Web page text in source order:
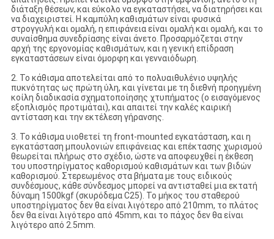
διάταξη θέσεων, και εύκολο να εγκαταστήσει, να διατηρήσει και
να διαχειριστεί. Η καμπύλη καθισμάτων είναι φυσικά
στρογγυλή και ομαλή, η επιφάνεια είναι ομαλή και ομαλή, και το
συναίσθημα συνεδρίασης είναι άνετο. Προσαρμόζεται στην
αρχή της εργονομίας καθισμάτων, και η γενική επίδραση
εγκαταστάσεων είναι όμορφη και γενναιόδωρη.
2. Το κάθισμα αποτελείται από το πολυαιθυλένιο υψηλής
πυκνότητας ως πρώτη ύλη, και γίνεται με τη διεθνή προηγμένη
κοίλη διαδικασία σχηματοποίησης χτυπήματος (ο εισαγόμενος
εξοπλισμός προτιμάται), και απαιτεί την καλές καιρική
αντίσταση και την εκτέλεση γήρανσης.
3. Το κάθισμα υιοθετεί τη front-mounted εγκατάσταση, και η
εγκατάσταση μπουλονιών επιφάνειας και επέκτασης χωρισμού
θεωρείται πλήρως στο σχέδιο, ώστε να αποφευχθεί η έκθεση
του υποστηρίγματος καθορισμού καθισμάτων και των βιδών
καθορισμού. Στερεωμένος στα βήματα με τους ειδικούς
συνδέσμους, κάθε σύνδεσμος μπορεί να αντισταθεί μια εκτατή
δύναμη 1500kgf (σκυρόδεμα C25). Το μήκος του σταθερού
υποστηρίγματος δεν θα είναι λιγότερο από 210mm, το πλάτος
δεν θα είναι λιγότερο από 45mm, και το πάχος δεν θα είναι
λιγότερο από 2.5mm.